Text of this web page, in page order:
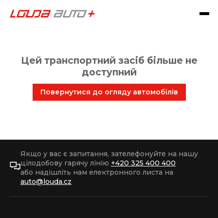
Цей транспортний засіб більше не
доступний
Повернутися до огляду автомобілів
Якщо у вас є запитання, зателефонуйте на нашу
цілодобову гарячу лінію +420 325 400 400
або надішліть нам електронного листа на
auto@louda.cz